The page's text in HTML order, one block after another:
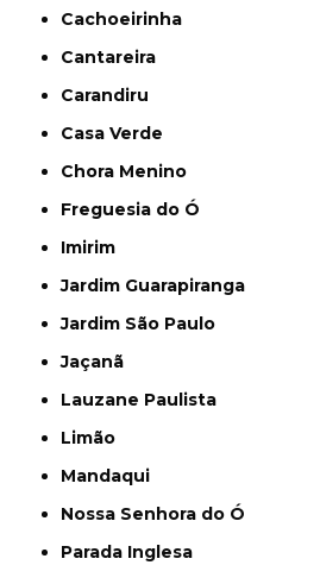
Cachoeirinha
Cantareira
Carandiru
Casa Verde
Chora Menino
Freguesia do Ó
Imirim
Jardim Guarapiranga
Jardim São Paulo
Jaçanã
Lauzane Paulista
Limão
Mandaqui
Nossa Senhora do Ó
Parada Inglesa